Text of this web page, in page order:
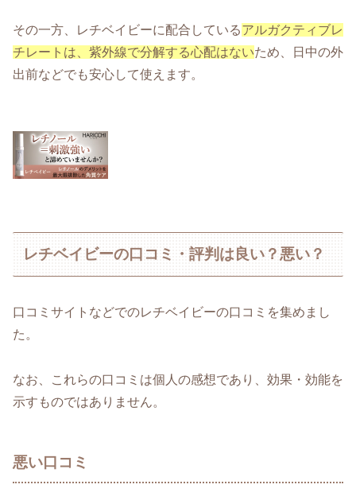
その一方、レチベイビーに配合しているアルガクティブレ
チレートは、紫外線で分解する心配はないため、日中の外
出前などでも安心して使えます。
レチベイビーの口コミ・評判は良い？悪い？
口コミサイトなどでのレチベイビーの口コミを集めまし
た。
なお、これらの口コミは個人の感想であり、効果・効能を
示すものではありません。
悪い口コミ